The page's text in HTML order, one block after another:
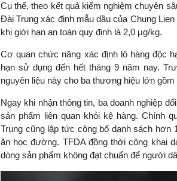
Cụ thể, theo kết quả kiểm nghiệm chuyên
Đài Trung xác định mẫu dầu của Chung
khi giới hạn an toàn quy định là 2,0 μg/kg.
Cơ quan chức năng xác định lô hàng độc
hạn sử dụng đến hết tháng 9 năm nay.
nguyên liệu này cho ba thương hiệu lớn
Ngay khi nhận thông tin, ba doanh nghiệp
sản phẩm liên quan khỏi kệ hàng. Chính
Trung cũng lập tức công bố danh sách
ăn học đường. TFDA đồng thời công khai
dòng sản phẩm không đạt chuẩn để người